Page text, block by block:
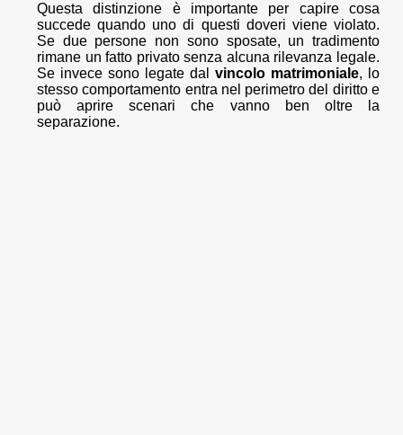
Questa distinzione è importante per capire cosa
succede quando uno di questi doveri viene violato.
Se due persone non sono sposate, un tradimento
rimane un fatto privato senza alcuna rilevanza legale.
Se invece sono legate dal vincolo matrimoniale, lo
stesso comportamento entra nel perimetro del diritto e
può aprire scenari che vanno ben oltre la
separazione.